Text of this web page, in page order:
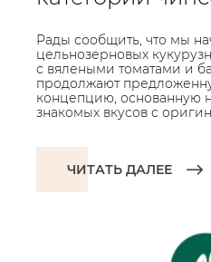
Рады сообщить, что мы
цельнозерновых
с вялеными томатами и
продолжают
концепцию, основанную
знакомых вкусов с
ЧИТАТЬ ДАЛЕЕ